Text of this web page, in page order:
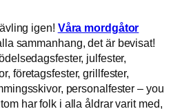
igen! Våra mordgåtor
sammanhang, det är bevisat!
julfester,
företagsfester, grillfester,
personalfester – you
har folk i alla åldrar varit med,